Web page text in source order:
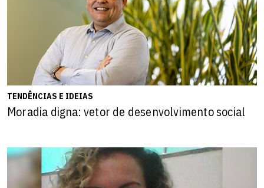
TENDÊNCIAS E IDEIAS
Moradia digna: vetor de desenvolvimento social